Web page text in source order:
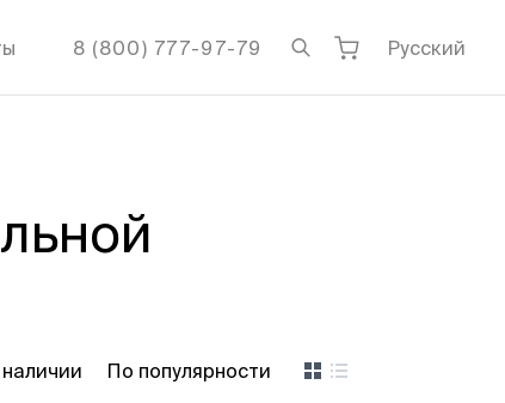
8 (800) 777-97-79 Русский
По популярности